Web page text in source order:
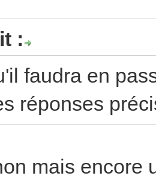
:
faudra en
réponses
mais encore